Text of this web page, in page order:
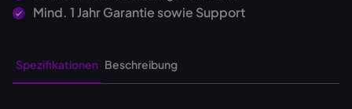
Mind. 1 Jahr Garantie sowie Support
Spezifikationen Beschreibung